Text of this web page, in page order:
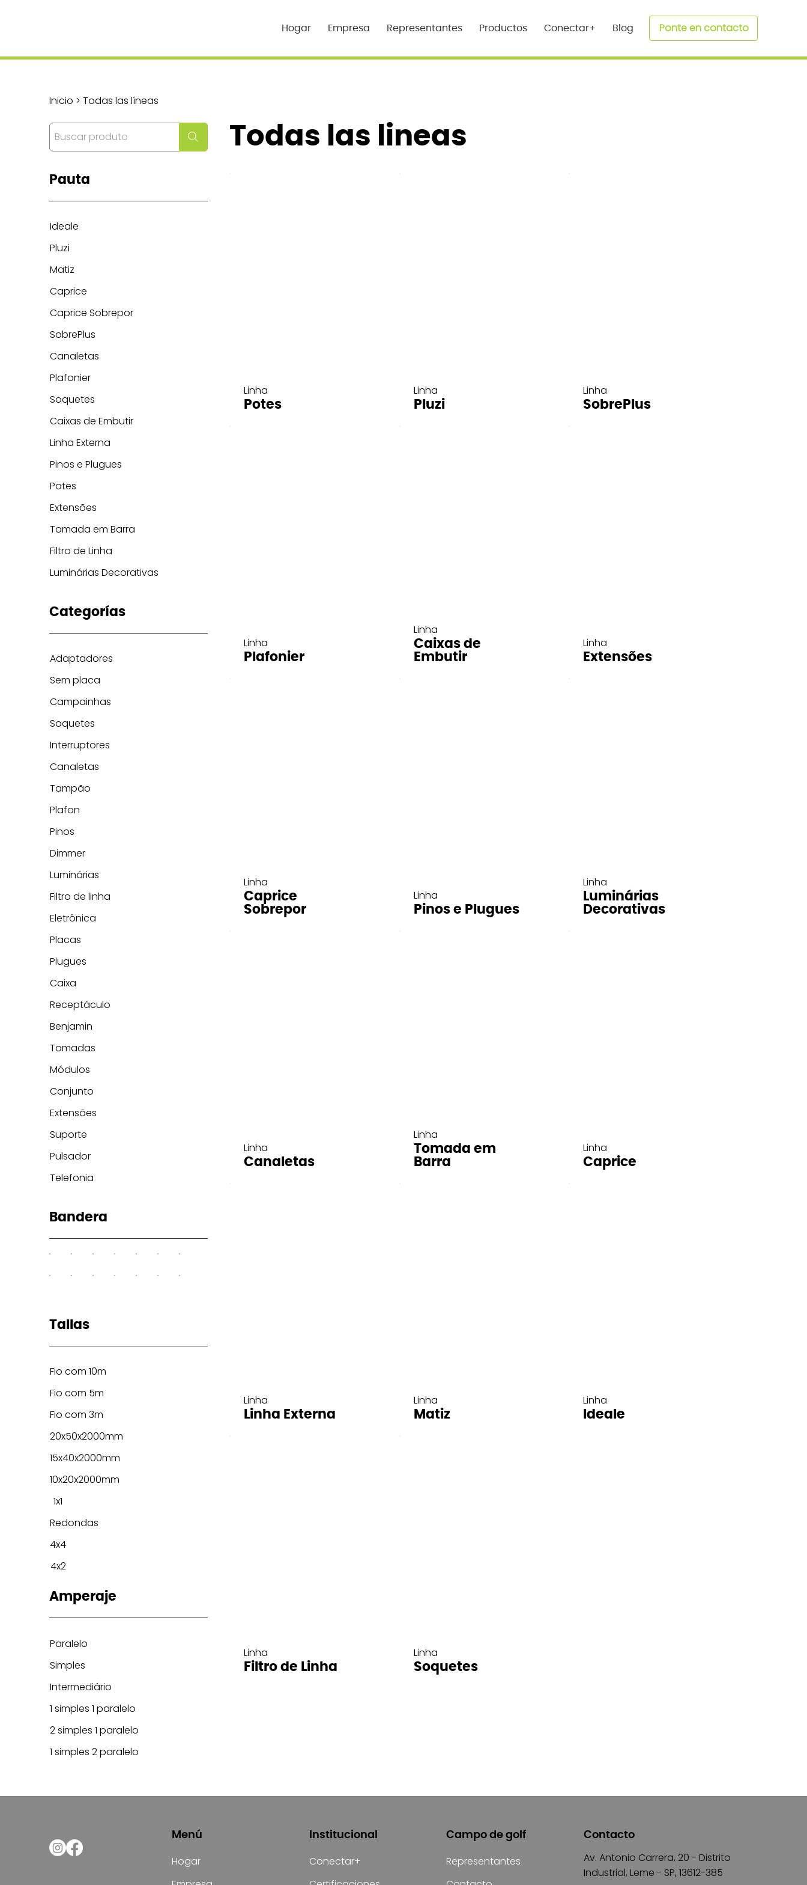
Hogar Empresa Representantes Productos Conectar+ Blog Ponte en contacto
Linha
Potes
Linha
Pluzi
Linha
SobrePlus
Linha
Plafonier
Linha
Caixas de
Embutir
Linha
Extensões
Linha
Caprice
Sobrepor
Linha
Pinos e Plugues
Linha
Luminárias
Decorativas
Linha
Canaletas
Linha
Tomada em
Barra
Linha
Caprice
Linha
Linha Externa
Linha
Matiz
Linha
Ideale
Linha
Filtro de Linha
Linha
Soquetes
Todas las lineas
Inicio > Todas las líneas
Amperaje
Paralelo
Simples
Intermediário
1 simples 1 paralelo
2 simples 1 paralelo
1 simples 2 paralelo
Tallas
Fio com 10m
Fio com 5m
Fio com 3m
20x50x2000mm
15x40x2000mm
10x20x2000mm
1x1
Redondas
4x4
4x2
Ideale
Pluzi
Matiz
Caprice
Caprice Sobrepor
SobrePlus
Canaletas
Plafonier
Soquetes
Caixas de Embutir
Linha Externa
Pinos e Plugues
Potes
Extensões
Tomada em Barra
Filtro de Linha
Luminárias Decorativas
Pauta
Categorías
Adaptadores
Sem placa
Campainhas
Soquetes
Interruptores
Canaletas
Tampão
Plafon
Pinos
Dimmer
Luminárias
Filtro de linha
Eletrônica
Placas
Plugues
Caixa
Receptáculo
Benjamin
Tomadas
Módulos
Conjunto
Extensões
Suporte
Pulsador
Telefonia
Bandera
Menú
Hogar
Institucional
Conectar+
Campo de golf
Representantes
Contacto
Av. Antonio Carrera, 20 - Distrito
Industrial, Leme - SP, 13612-385